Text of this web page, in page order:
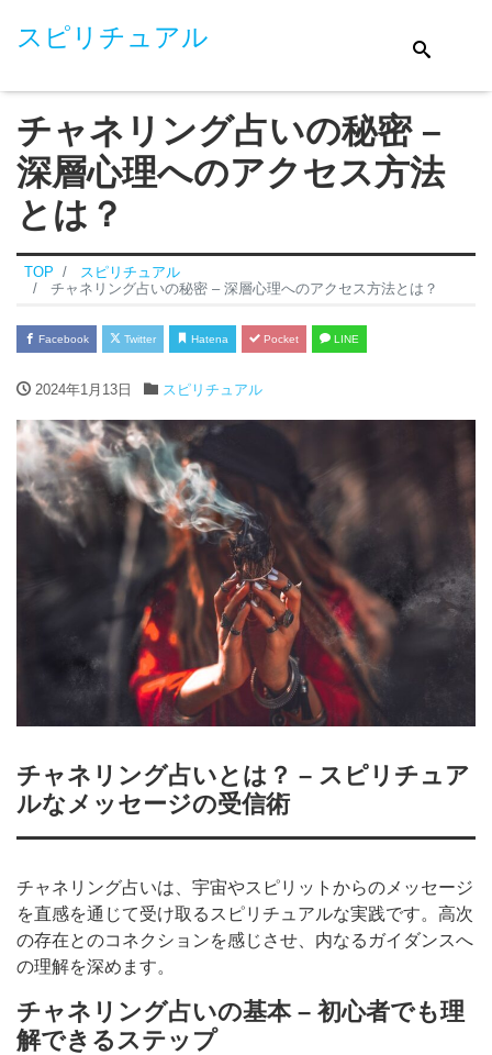
スピリチュアル
チャネリング占いの秘密 –
深層心理へのアクセス方法
とは？
TOP
スピリチュアル
チャネリング占いの秘密 – 深層心理へのアクセス方法とは？
Facebook Twitter Hatena Pocket LINE
2024年1月13日 スピリチュアル
チャネリング占いとは？ – スピリチュア
ルなメッセージの受信術
チャネリング占いは、宇宙やスピリットからのメッセージ
を直感を通じて受け取るスピリチュアルな実践です。高次
の存在とのコネクションを感じさせ、内なるガイダンスへ
の理解を深めます。
チャネリング占いの基本 – 初心者でも理
解できるステップ